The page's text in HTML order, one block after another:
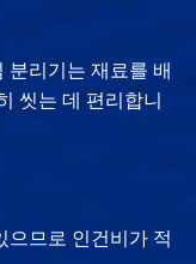
분리기는 재료를 배
씻는 데 편리합니
으므로 인건비가 적